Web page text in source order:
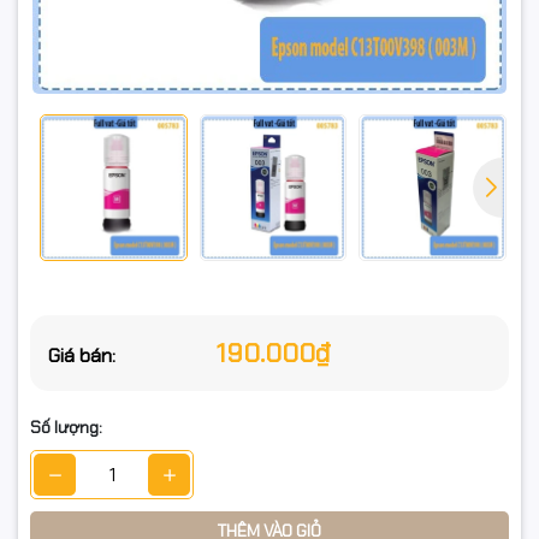
Giá bán: 190.000₫
Số lượng:
THÊM VÀO GIỎ
phun Epson EcoTank sử dụng bộ mực 003, tiêu biểu:
Epson L1110
Epson L3110
Epson L3150
Epson L5190
📌 Lưu ý sử dụng
Đây là mực nước (dye) chính hãng Epson, không nên trộn với
mực dầu/pigment hoặc mực không rõ nguồn gốc để tránh: